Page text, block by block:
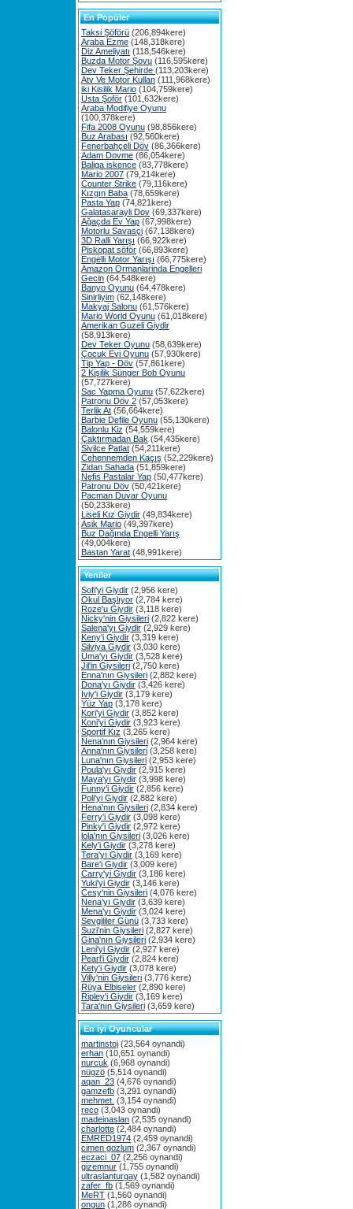
En Popüler
Taksi Şöförü (206,894kere)
Araba Ezme (148,318kere)
Diz Ameliyatı (118,546kere)
Buzda Motor Şovu (116,595kere)
Dev Teker Şehirde (113,203kere)
Atv Ve Motor Kullan (111,968kere)
iki Kisilik Mario (104,759kere)
Usta Şoför (101,632kere)
Araba Modifiye Oyunu
(100,378kere)
Fifa 2008 Oyunu (98,856kere)
Buz Arabası (92,560kere)
Fenerbahçeli Döv (86,366kere)
Adam Dovme (86,054kere)
Baliga iskence (83,778kere)
Mario 2007 (79,214kere)
Counter Strike (79,116kere)
Kızgın Baba (78,659kere)
Pasta Yap (74,821kere)
Galatasarayli Dov (69,337kere)
Ağaçda Ev Yap (67,998kere)
Motorlu Savasçi (67,138kere)
3D Ralli Yarışı (66,922kere)
Piskopat söför (66,893kere)
Engelli Motor Yarışı (66,775kere)
Amazon Ormanlarinda Engelleri
Gecin (64,548kere)
Banyo Oyunu (64,478kere)
Sinirliyim (62,148kere)
Makyaj Salonu (61,576kere)
Mario World Oyunu (61,018kere)
Amerikan Guzeli Giydir
(58,913kere)
Dev Teker Oyunu (58,639kere)
Çocuk Evi Oyunu (57,930kere)
Tip Yap - Döv (57,861kere)
2 Kişilik Sünger Bob Oyunu
(57,727kere)
Sac Yapma Oyunu (57,622kere)
Patronu Döv 2 (57,053kere)
Terlik At (56,664kere)
Barbie Defile Oyunu (55,130kere)
Balonlu Kiz (54,559kere)
Çaktırmadan Bak (54,435kere)
Sivilce Patlat (54,211kere)
Cehennemden Kaçış (52,229kere)
Zidan Sahada (51,859kere)
Nefis Pastalar Yap (50,477kere)
Patronu Döv (50,421kere)
Pacman Duvar Oyunu
(50,233kere)
Liseli Kız Giydir (49,834kere)
Asik Mario (49,397kere)
Buz Dağında Engelli Yarış
(49,004kere)
Bastan Yarat (48,991kere)
Yeniler
Sofi'yi Giydir (2,956 kere)
Okul Başlıyor (2,784 kere)
Roze'u Giydir (3,118 kere)
Nicky'nin Giysileri (2,822 kere)
Salena'yı Giydir (2,929 kere)
Keny'i Giydir (3,319 kere)
Silviya Giydir (3,030 kere)
Uma'yı Giydir (3,528 kere)
Jil'in Giysileri (2,750 kere)
Enna'nın Giysileri (2,882 kere)
Dona'yı Giydir (3,426 kere)
Iviy'i Giydir (3,179 kere)
Yüz Yap (3,178 kere)
Kori'yi Giydir (3,852 kere)
Koni'yi Giydir (3,923 kere)
Sportif Kız (3,265 kere)
Nena'nın Giysileri (2,964 kere)
Anna'nın Giysileri (3,258 kere)
Luna'nın Giysileri (2,953 kere)
Poula'yı Giydir (2,915 kere)
Maya'yı Giydir (3,998 kere)
Funny'i Giydir (2,856 kere)
Poli'yi Giydir (2,882 kere)
Hena'nın Giysileri (2,834 kere)
Ferry'i Giydir (3,098 kere)
Pinky'i Giydir (2,972 kere)
lola'nın Giysileri (3,026 kere)
Kely'i Giydir (3,278 kere)
Tera'yı Giydir (3,169 kere)
Bare'i Giydir (3,009 kere)
Carry'yi Giydir (3,186 kere)
Yuki'yi Giydir (3,146 kere)
Cesy'nin Giysileri (4,076 kere)
Nena'yı Giydir (3,639 kere)
Mena'yı Giydir (3,024 kere)
Sevgililer Günü (3,733 kere)
Suzi'nin Giysileri (2,827 kere)
Gina'nın Giysileri (2,934 kere)
Leni'yi Giydir (2,927 kere)
Pearl'i Giydir (2,824 kere)
Kety'i Giydir (3,078 kere)
Villy'nin Giysileri (3,776 kere)
Rüya Elbiseler (2,890 kere)
Ripley'i Giydir (3,169 kere)
Tara'nın Giysileri (3,659 kere)
En iyi Oyuncular
martinstoj (23,564 oynandi)
erhan (10,651 oynandi)
nurcuk (6,968 oynandi)
nügzö (5,514 oynandi)
aqan_23 (4,676 oynandi)
gamzefb (3,291 oynandi)
mehmet. (3,154 oynandi)
reco (3,043 oynandi)
madeinaslan (2,535 oynandi)
charlotte (2,484 oynandi)
EMRED1974 (2,459 oynandi)
cimen gozlum (2,367 oynandi)
eczaci_07 (2,256 oynandi)
gizemnur (1,755 oynandi)
ultraslanturgay (1,582 oynandi)
zafer_fb (1,569 oynandi)
MeRT (1,560 oynandi)
ongun (1,286 oynandi)